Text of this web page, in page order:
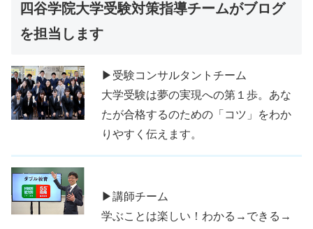
四谷学院大学受験対策指導チームがブログ
を担当します
▶受験コンサルタントチーム
大学受験は夢の実現への第１歩。あな
たが合格するのための「コツ」をわか
りやすく伝えます。
▶講師チーム
学ぶことは楽しい！わかる→できる→